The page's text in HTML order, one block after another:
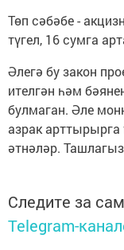
Төп сәбәбе -
түгел, 16 сумга
Әлегә бу закон
ителгән һәм
булмаган. Әле
азрак
әтнәләр.
Следите за
Telegram-